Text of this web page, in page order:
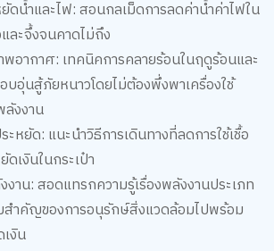
พอากาศ: เทคนิคการคลายร้อนในฤดูร้อนและ
บอุ่นสู้ภัยหนาวโดยไม่ต้องพึ่งพาเครื่องใช้
งงาน
หยัด: แนะนำวิธีการเดินทางที่ลดการใช้เชื้อ
เงินในกระเป๋า
งาน: สอดแทรกความรู้เรื่องพลังงานประเภท
สำคัญของการอนุรักษ์สิ่งแวดล้อมไปพร้อม
งิน
นืด เล่ม 20 แหวกกฎลดพลังงาน